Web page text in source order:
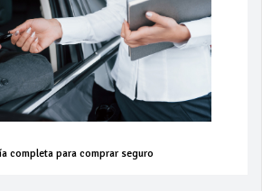
completa para comprar seguro